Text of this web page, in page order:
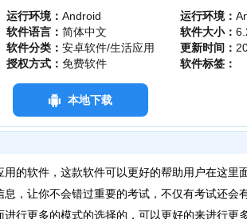
运行环境： Android
软件语言： 简体中文
软件分类： 安卓软件/生活应用
授权方式： 免费软件
本地下载
运行环境：
软件大小：
更新时间：
软件标签：
的软件，这款软件可以更好的帮助用户在这里
，让你不会错过重要的考试，不仅有考试还会
行更多的模式的选择的，可以更好的来进行更